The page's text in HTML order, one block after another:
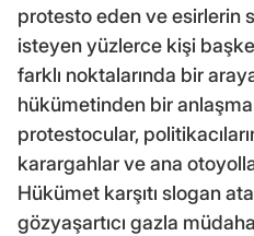
protesto eden ve esirlerin
isteyen yüzlerce kişi
farklı noktalarında bir
hükümetinden bir
protestocular,
karargahlar ve ana
Hükümet karşıtı slogan
gözyaşartıcı gazla